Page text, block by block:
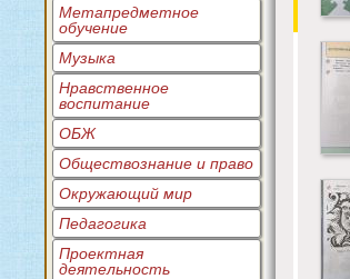
Метапредметное
обучение
Музыка
Нравственное
воспитание
ОБЖ
Обществознание и право
Окружающий мир
Педагогика
Проектная
деятельность